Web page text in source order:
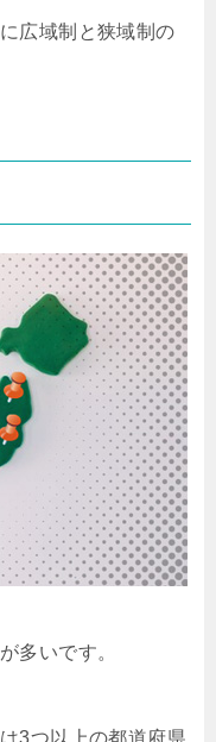
広域制と狭域制の
多いです。